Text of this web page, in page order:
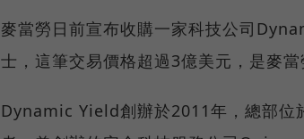
麥當勞日前宣布收購一家科技公司
士，這筆交易價格超過3億美元，是麥當
Dynamic Yield創辦於2011年，總部